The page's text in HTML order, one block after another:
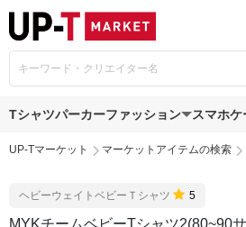
Tシャツパーカーファッション スマホ
UP-Tマーケット マーケットアイテムの検索
ヘビーウェイトベビーＴシャツ 5
MYKチームベビーTシャツ2(80~90